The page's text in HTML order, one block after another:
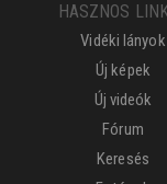
HASZNOS
Vidéki lányok
Új képek
Új videók
Fórum
Keresés